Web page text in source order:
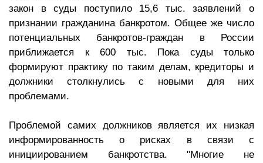
закон в суды поступило 15,6 тыс. заявлений о
признании гражданина банкротом. Общее же число
потенциальных банкротов-граждан в России
приближается к 600 тыс. Пока суды только
формируют практику по таким делам, кредиторы и
должники столкнулись с новыми для них
проблемами.
Проблемой самих должников является их низкая
информированность о рисках в связи с
инициированием банкротства. "Многие не